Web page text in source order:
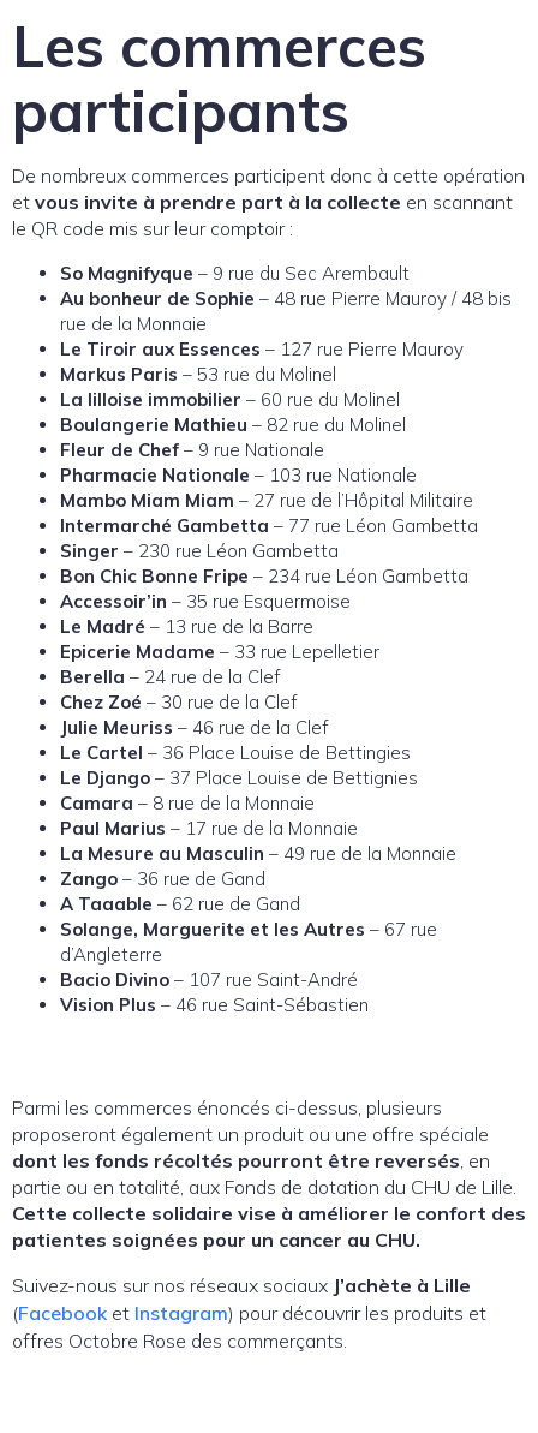
Les commerces
participants
De nombreux commerces participent donc à cette opération
et vous invite à prendre part à la collecte en scannant
le QR code mis sur leur comptoir :
So Magnifyque – 9 rue du Sec Arembault
Au bonheur de Sophie – 48 rue Pierre Mauroy / 48 bis
rue de la Monnaie
Le Tiroir aux Essences – 127 rue Pierre Mauroy
Markus Paris – 53 rue du Molinel
La lilloise immobilier – 60 rue du Molinel
Boulangerie Mathieu – 82 rue du Molinel
Fleur de Chef – 9 rue Nationale
Pharmacie Nationale – 103 rue Nationale
Mambo Miam Miam – 27 rue de l’Hôpital Militaire
Intermarché Gambetta – 77 rue Léon Gambetta
Singer – 230 rue Léon Gambetta
Bon Chic Bonne Fripe – 234 rue Léon Gambetta
Accessoir’in – 35 rue Esquermoise
Le Madré – 13 rue de la Barre
Epicerie Madame – 33 rue Lepelletier
Berella – 24 rue de la Clef
Chez Zoé – 30 rue de la Clef
Julie Meuriss – 46 rue de la Clef
Le Cartel – 36 Place Louise de Bettingies
Le Django – 37 Place Louise de Bettignies
Camara – 8 rue de la Monnaie
Paul Marius – 17 rue de la Monnaie
La Mesure au Masculin – 49 rue de la Monnaie
Zango – 36 rue de Gand
A Taaable – 62 rue de Gand
Solange, Marguerite et les Autres – 67 rue
d’Angleterre
Bacio Divino – 107 rue Saint-André
Vision Plus – 46 rue Saint-Sébastien
Parmi les commerces énoncés ci-dessus, plusieurs
proposeront également un produit ou une offre spéciale
dont les fonds récoltés pourront être reversés , en
partie ou en totalité, aux Fonds de dotation du CHU de Lille.
Cette collecte solidaire vise à améliorer le confort des
patientes soignées pour un cancer au CHU.
Suivez-nous sur nos réseaux sociaux J’achète à Lille
(Facebook et Instagram) pour découvrir les produits et
offres Octobre Rose des commerçants.